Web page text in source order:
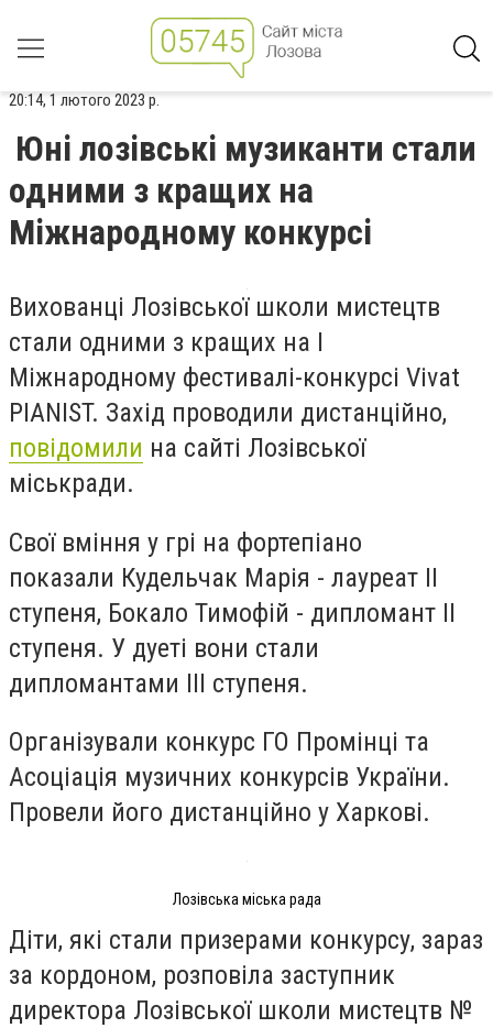
20:14, 1 лютого 2023 р.
Юні лозівські музиканти стали
одними з кращих на
Міжнародному конкурсі
Вихованці Лозівської школи мистецтв
стали одними з кращих на І
Міжнародному фестивалі-конкурсі Vivat
PIANIST. Захід проводили дистанційно,
повідомили на сайті Лозівської
міськради.
Свої вміння у грі на фортепіано
показали Кудельчак Марія - лауреат ІІ
ступеня, Бокало Тимофій - дипломант ІІ
ступеня. У дуеті вони стали
дипломантами ІІІ ступеня.
Організували конкурс ГО Промінці та
Асоціація музичних конкурсів України.
Провели його дистанційно у Харкові.
Лозівська міська рада
Діти, які стали призерами конкурсу, зараз
за кордоном, розповіла заступник
директора Лозівської школи мистецтв №